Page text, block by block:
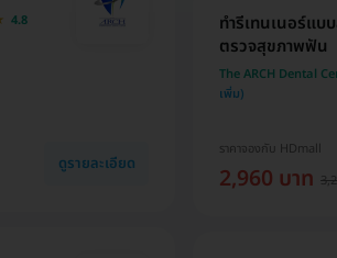
4.8
ดูรายละเอียด
ทำรีเทนเนอร์แ
ตรวจสุขภาพฟัน
The ARCH Dental
ราคาจองกับ HDmall
2,960 บาท